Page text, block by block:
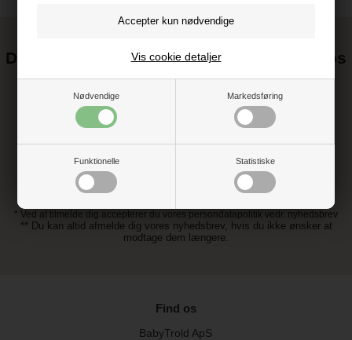
Nødvendige Markedsføring
Funktionelle Statistiske
Vis cookie detaljer
Det kan blive endnu billigere at handle hos
os! ;-)
Tilmeld dig vores nyhedsbrev og gå ikke glip af gode tilbud
* Ved at tilmelde dig accepterer du vores persondatapolitik vedr. nyhedsbrev
** Du kan altid afmelde dig vores nyhedsbrev, hvis du ikke ønsker at
modtage dem længere.
Find os
BabyTrold ApS